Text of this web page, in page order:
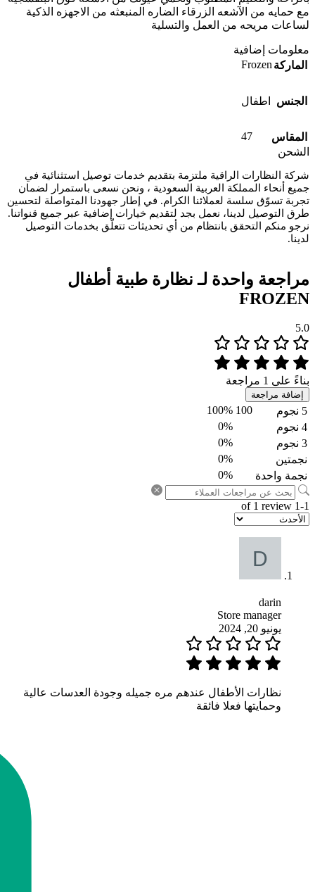
مع حمايه من الآشعه الزرقاء الضاره المنبعثه من الاجهزه الذكية
لساعات مريحه من العمل والتسلية
معلومات إضافية
الماركة Frozen
الجنس اطفال
المقاس
47
الشحن
شركة النظارات الراقية ملتزمة بتقديم خدمات توصيل استثنائية في
جميع أنحاء المملكة العربية السعودية ، ونحن نسعى باستمرار لضمان
تجربة تسوّق سلسة لعملائنا الكرام. في إطار جهودنا المتواصلة لتحسين
طرق التوصيل لدينا، نعمل بجد لتقديم خيارات إضافية عبر جميع قنواتنا.
نرجو منكم التحقق بانتظام من أي تحديثات تتعلّق بخدمات التوصيل
لدينا.
مراجعة واحدة لـ نظارة طبية أطفال
FROZEN
5.0
بناءً على 1 مراجعة
إضافة مراجعة
5 نجوم 100
100%
4 نجوم
0%
3 نجوم
0%
نجمتين
0%
نجمة واحدة
0%
1-1 of 1 review
darin
Store manager
يونيو 20, 2024
نظارات الأطفال عندهم مره جميله وجودة العدسات عالية
وحمايتها فعلا فائقة